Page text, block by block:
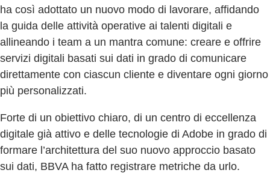
ha così adottato un nuovo modo di lavorare, affidando
la guida delle attività operative ai talenti digitali e
allineando i team a un mantra comune: creare e offrire
servizi digitali basati sui dati in grado di comunicare
direttamente con ciascun cliente e diventare ogni giorno
più personalizzati.
Forte di un obiettivo chiaro, di un centro di eccellenza
digitale già attivo e delle tecnologie di Adobe in grado di
formare l’architettura del suo nuovo approccio basato
sui dati, BBVA ha fatto registrare metriche da urlo.